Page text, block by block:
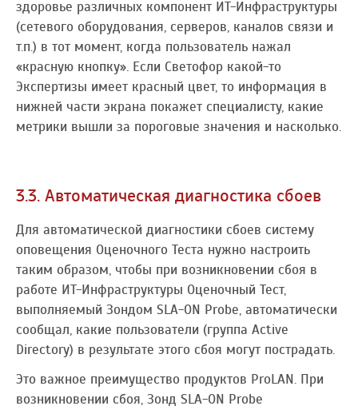
здоровье различных компонент ИТ-Инфраструктуры
(сетевого оборудования, серверов, каналов связи и
т.п.) в тот момент, когда пользователь нажал
«красную кнопку». Если Светофор какой-то
Экспертизы имеет красный цвет, то информация в
нижней части экрана покажет специалисту, какие
метрики вышли за пороговые значения и насколько.
3.3. Автоматическая диагностика сбоев
Для автоматической диагностики сбоев систему
оповещения Оценочного Теста нужно настроить
таким образом, чтобы при возникновении сбоя в
работе ИТ-Инфраструктуры Оценочный Тест,
выполняемый Зондом SLA-ON Probe, автоматически
сообщал, какие пользователи (группа Active
Directory) в результате этого сбоя могут пострадать.
Это важное преимущество продуктов ProLAN. При
возникновении сбоя, Зонд SLA-ON Probe